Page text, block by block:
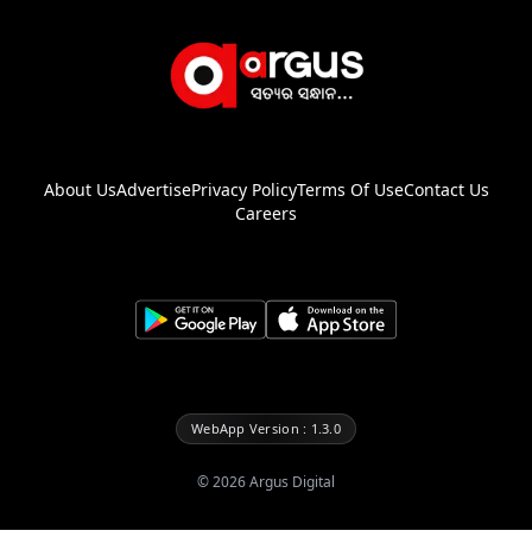
About UsAdvertisePrivacy PolicyTerms Of UseContact Us
Careers
WebApp Version : 1.3.0
©2026Argus Digital